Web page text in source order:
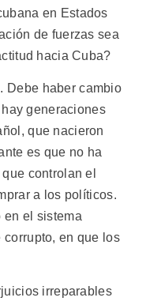
en Estados
de fuerzas sea
hacia Cuba?
Debe haber cambio
generaciones
que nacieron
es que no ha
controlan el
a los políticos.
en el sistema
en que los
irreparables